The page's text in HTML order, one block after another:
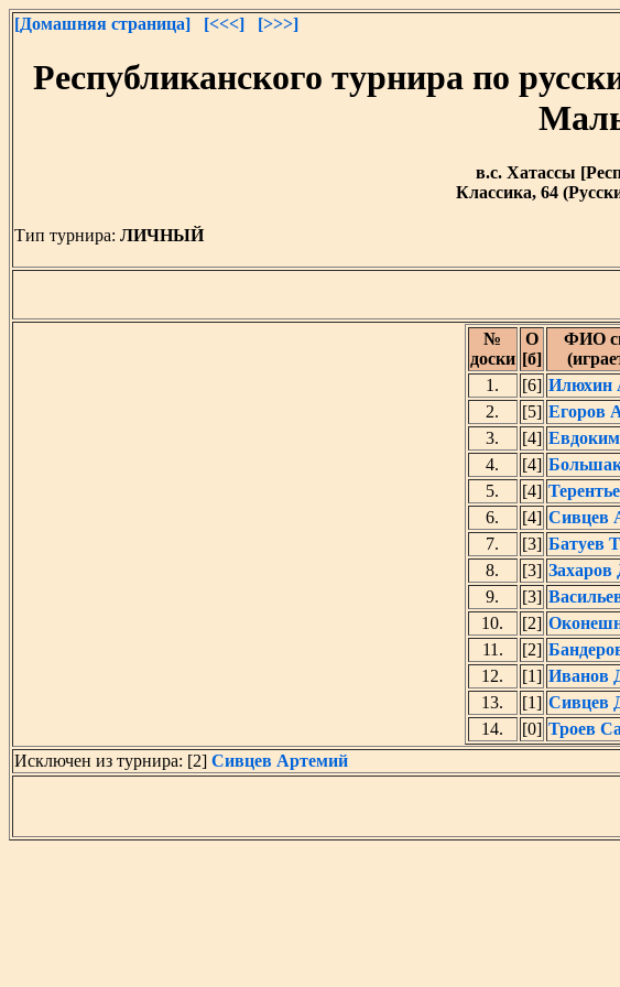
[Домашняя страница] [<<<] [>>>]
Республиканского турнира по
в.с. Хатассы
Классика, 64
Тип турнира: ЛИЧНЫЙ
№
доски
O
[б]
ФИО
1.
[6] Илюхин
2.
[5] Егоров
3.
[4]
4.
[4]
5.
[4]
6.
[4] Сивцев
7.
[3] Батуев
8.
[3] Захаров
9.
[3]
10.
[2]
11.
[2]
12.
[1] Иванов
13.
[1] Сивцев
14.
[0] Троев
Исключен из турнира: [2] Сивцев Артемий